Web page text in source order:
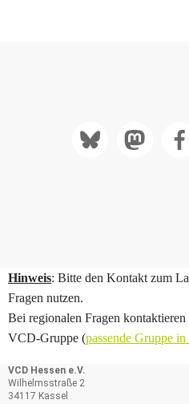
Hinweis: Bitte den Kontakt zum
Fragen nutzen.
Bei regionalen Fragen
VCD-Gruppe (passende Gruppe
VCD Hessen e.V.
Wilhelmsstraße 2
34117 Kassel